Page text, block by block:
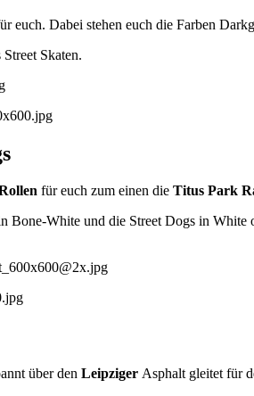
euch. Dabei stehen euch die Farben
Skaten.
für euch zum einen die Titus Park
Bone-White und die Street Dogs in
über den Leipziger Asphalt gleitet für